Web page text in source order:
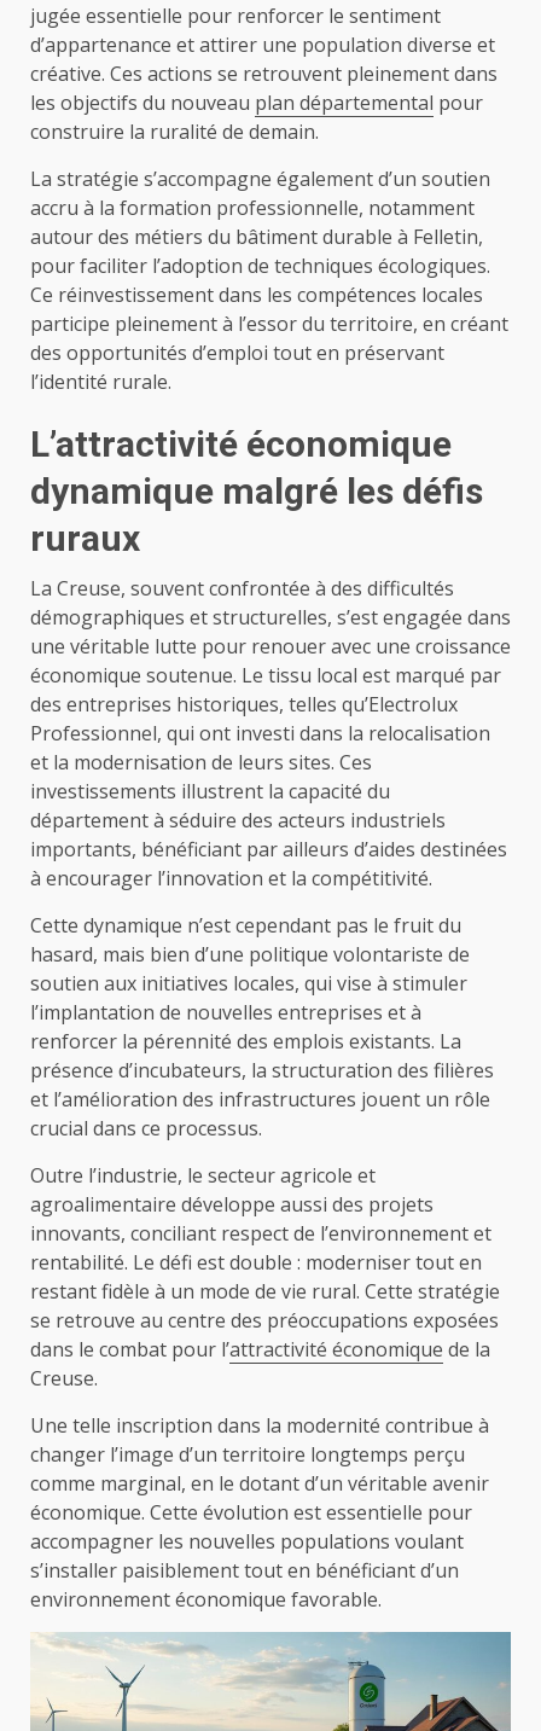
jugée essentielle pour renforcer le sentiment
d’appartenance et attirer une population diverse et
créative. Ces actions se retrouvent pleinement dans
les objectifs du nouveau plan départemental pour
construire la ruralité de demain.
La stratégie s’accompagne également d’un soutien
accru à la formation professionnelle, notamment
autour des métiers du bâtiment durable à Felletin,
pour faciliter l’adoption de techniques écologiques.
Ce réinvestissement dans les compétences locales
participe pleinement à l’essor du territoire, en créant
des opportunités d’emploi tout en préservant
l’identité rurale.
L’attractivité économique
dynamique malgré les défis
ruraux
La Creuse, souvent confrontée à des difficultés
démographiques et structurelles, s’est engagée dans
une véritable lutte pour renouer avec une croissance
économique soutenue. Le tissu local est marqué par
des entreprises historiques, telles qu’Electrolux
Professionnel, qui ont investi dans la relocalisation
et la modernisation de leurs sites. Ces
investissements illustrent la capacité du
département à séduire des acteurs industriels
importants, bénéficiant par ailleurs d’aides destinées
à encourager l’innovation et la compétitivité.
Cette dynamique n’est cependant pas le fruit du
hasard, mais bien d’une politique volontariste de
soutien aux initiatives locales, qui vise à stimuler
l’implantation de nouvelles entreprises et à
renforcer la pérennité des emplois existants. La
présence d’incubateurs, la structuration des filières
et l’amélioration des infrastructures jouent un rôle
crucial dans ce processus.
Outre l’industrie, le secteur agricole et
agroalimentaire développe aussi des projets
innovants, conciliant respect de l’environnement et
rentabilité. Le défi est double : moderniser tout en
restant fidèle à un mode de vie rural. Cette stratégie
se retrouve au centre des préoccupations exposées
dans le combat pour l’attractivité économique de la
Creuse.
Une telle inscription dans la modernité contribue à
changer l’image d’un territoire longtemps perçu
comme marginal, en le dotant d’un véritable avenir
économique. Cette évolution est essentielle pour
accompagner les nouvelles populations voulant
s’installer paisiblement tout en bénéficiant d’un
environnement économique favorable.